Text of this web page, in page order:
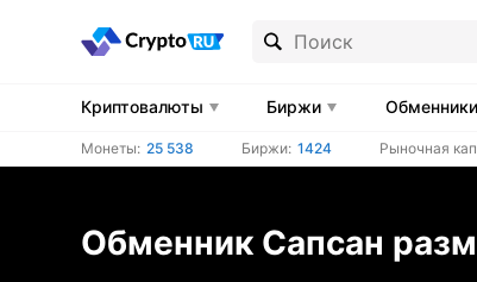
Криптовалюты Биржи Обменники
Монеты: 25 538 Биржи: 1424 Рыночная
Обменник Сапсан